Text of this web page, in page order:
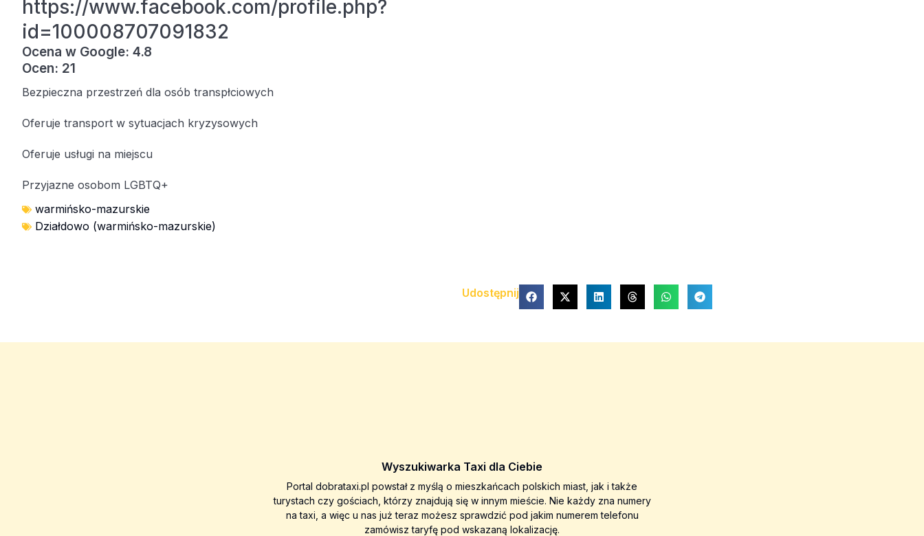
https://www.facebook.com/profile.php?
id=100008707091832
Ocena w Google: 4.8
Ocen: 21
Bezpieczna przestrzeń dla osób transpłciowych
Oferuje transport w sytuacjach kryzysowych
Oferuje usługi na miejscu
Przyjazne osobom LGBTQ+
warmińsko-mazurskie
Działdowo (warmińsko-mazurskie)
Udostępnij
Wyszukiwarka Taxi dla Ciebie
Portal dobrataxi.pl powstał z myślą o mieszkańcach polskich miast, jak i także
turystach czy gościach, którzy znajdują się w innym mieście. Nie każdy zna numery
na taxi, a więc u nas już teraz możesz sprawdzić pod jakim numerem telefonu
zamówisz taryfę pod wskazaną lokalizację.